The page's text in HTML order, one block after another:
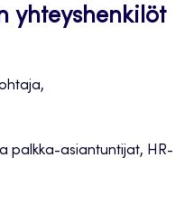
yhteyshenkilöt
palkka-asiantuntijat, HR-